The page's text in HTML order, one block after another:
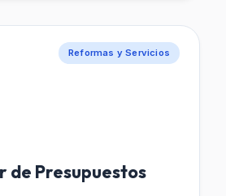
Reformas y Servicios
de Presupuestos